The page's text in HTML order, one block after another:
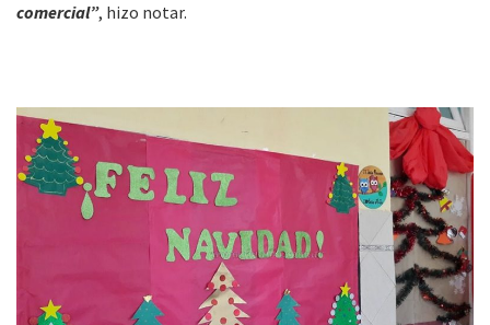
comercial”, hizo notar.